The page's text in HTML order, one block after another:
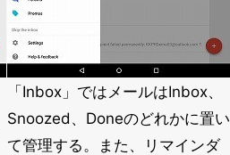
「Inbox」ではメールはInbox、
Snoozed、Doneのどれかに置い
て管理する。また、リマインダ